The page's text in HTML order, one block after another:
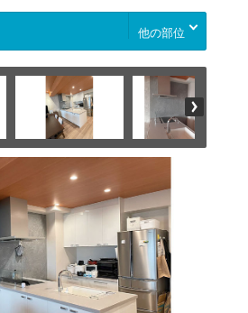
他の部位